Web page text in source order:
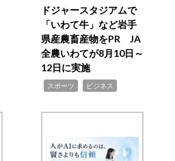
ドジャースタジアムで
「いわて牛」など岩手
県産農畜産物をPR JA
全農いわてが8月10日～
12日に実施
スポーツ ビジネス